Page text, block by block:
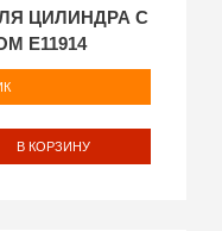
ЦИЛИНДРА С
E11914
В КОРЗИНУ